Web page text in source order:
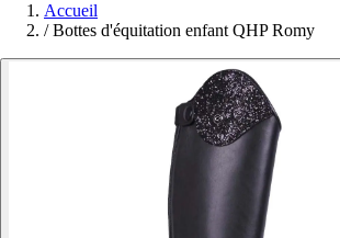
Accueil
/ Bottes d'équitation enfant QHP Romy